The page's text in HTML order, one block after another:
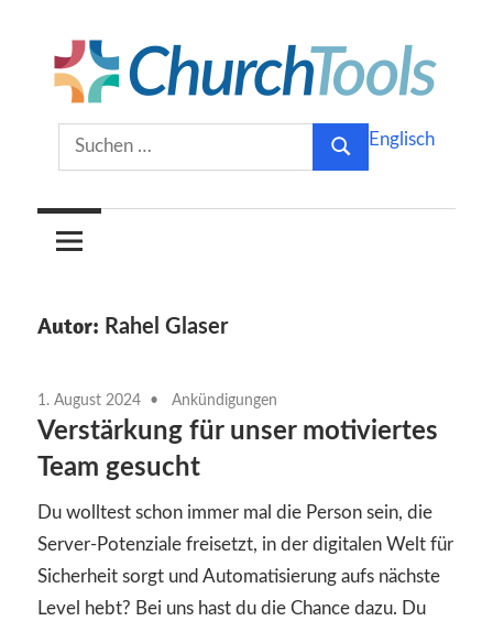
Inhalt
springen
ChurchTools
Blog
(Deutsch)
KircheSuchen
nach:
Suchen
Englisch
Autor: Rahel Glaser
1. August 2024 Ankündigungen
Verstärkung für unser motiviertes
Team gesucht
Du wolltest schon immer mal die Person sein, die
Server-Potenziale freisetzt, in der digitalen Welt für
Sicherheit sorgt und Automatisierung aufs nächste
Level hebt? Bei uns hast du die Chance dazu. Du